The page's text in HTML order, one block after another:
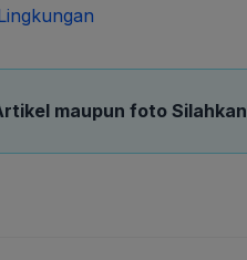
maupun foto Silahkan